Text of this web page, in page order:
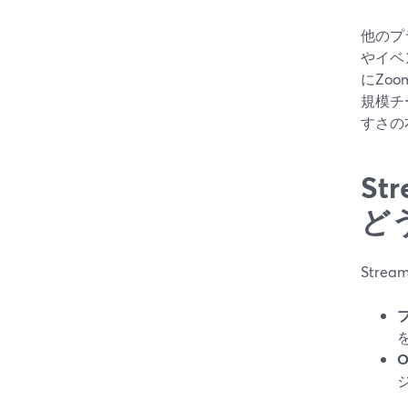
他の
やイ
に
規模
すさ
ど